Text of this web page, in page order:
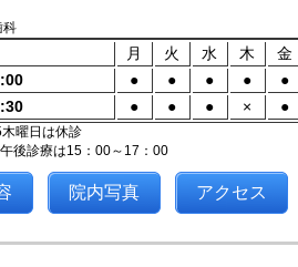
科
月 火 水 木
金
● ● ● ●
●
● ● ● × ●
曜日は休診
後診療は15：00～17：00
院内写真 アクセス